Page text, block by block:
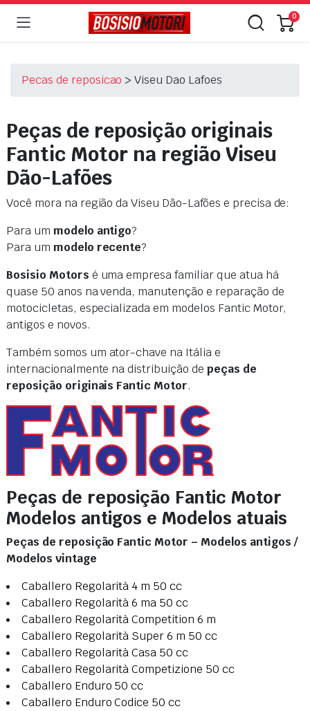
0
Pecas de reposicao >Viseu Dao Lafoes
Peças de reposição originais
Fantic Motor na regiãoViseu
Dão-Lafões
Você mora na região da Viseu Dão-Lafões e precisa de:
Para um modelo antigo?
Para um modelo recente?
Bosisio Motors é uma empresa familiar que atua há
quase 50 anos na venda, manutenção e reparação de
motocicletas, especializada em modelos Fantic Motor,
antigos e novos.
Também somos um ator-chave na Itália e
internacionalmente na distribuição de peças de
reposição originais Fantic Motor.
Peças de reposição Fantic Motor
Modelos antigos e Modelos atuais
Peças de reposição Fantic Motor – Modelos antigos /
Modelos vintage
Caballero Regolarità 4 m 50 cc
Caballero Regolarità 6 ma 50 cc
Caballero Regolarità Competition 6 m
Caballero Regolarità Super 6 m 50 cc
Caballero Regolarità Casa 50 cc
Caballero Regolarità Competizione 50 cc
Caballero Enduro 50 cc
Caballero Enduro Codice 50 cc